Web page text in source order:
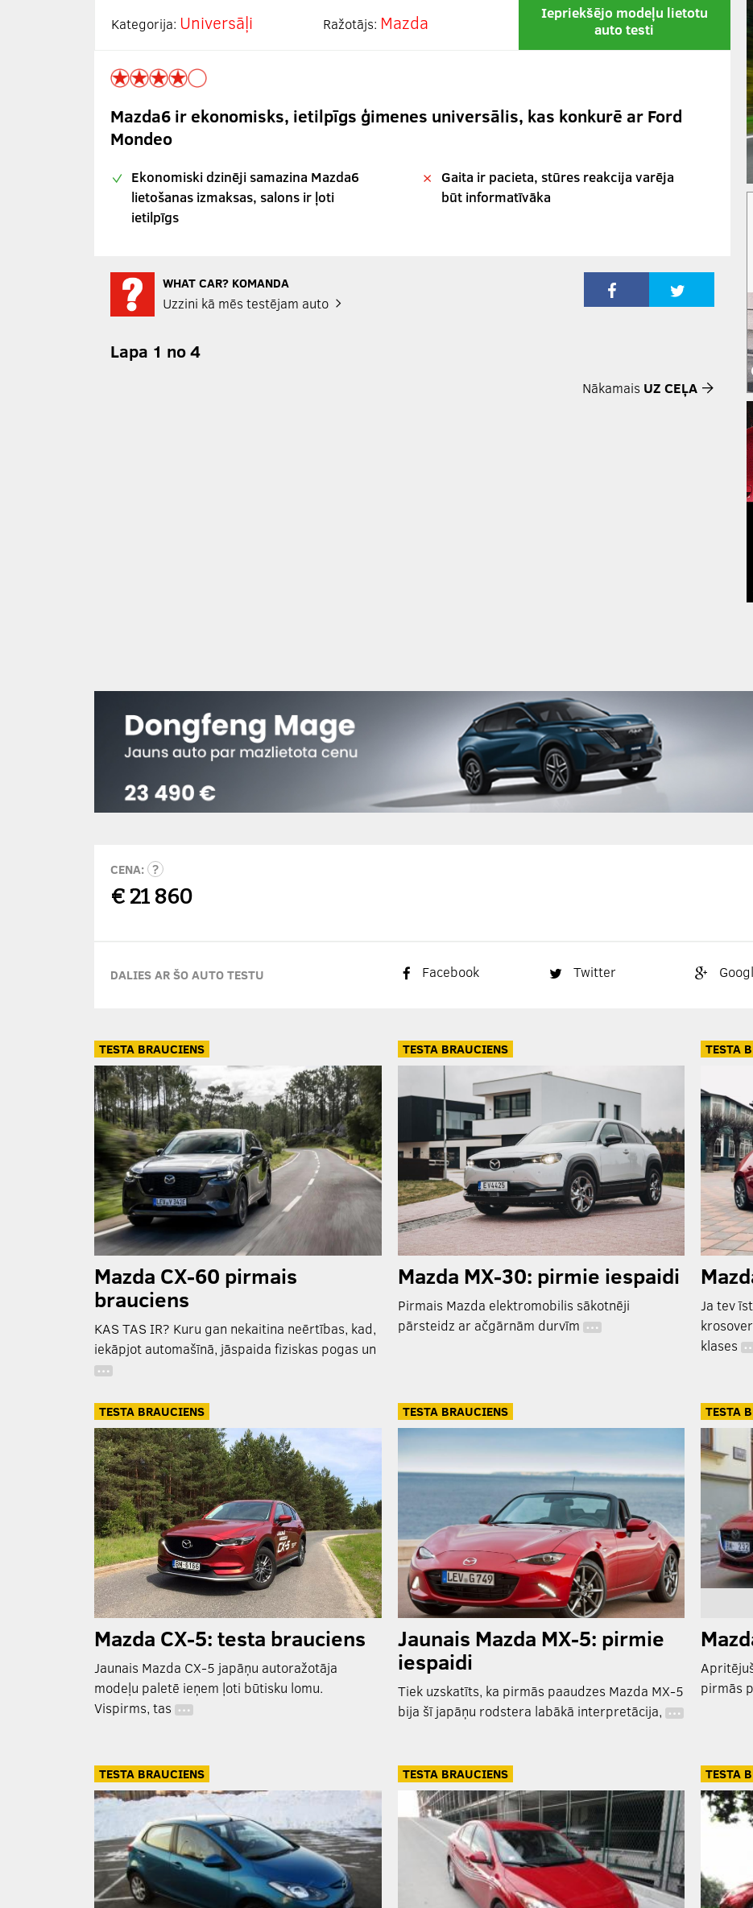
Kategorija: Universāļi Ražotājs: Mazda
Iepriekšējo modeļu lietotu
auto testi
Mazda6 ir ekonomisks, ietilpīgs ģimenes universālis, kas konkurē ar Ford
Mondeo
Ekonomiski dzinēji samazina Mazda6
lietošanas izmaksas, salons ir ļoti
ietilpīgs
Gaita ir pacieta, stūres reakcija varēja
būt informatīvāka
WHAT CAR? KOMANDA
Uzzini kā mēs testējam auto
Lapa 1 no 4
Nākamais UZ CEĻA
CENA:
€ 21 860
DALIES AR ŠO AUTO TESTU Facebook Twitter
TESTA BRAUCIENS
Mazda CX-60 pirmais
brauciens
KAS TAS IR? Kuru gan nekaitina neērtības, kad,
iekāpjot automašīnā, jāspaida fiziskas pogas un
…
TESTA BRAUCIENS
Mazda MX-30: pirmie iespaidi
Pirmais Mazda elektromobilis sākotnēji
pārsteidz ar ačgārnām durvīm …
TESTA
Ja tev
klases
TESTA BRAUCIENS
Mazda CX-5: testa brauciens
Jaunais Mazda CX-5 japāņu autoražotāja
modeļu paletē ieņem ļoti būtisku lomu.
Vispirms, tas …
TESTA BRAUCIENS
Jaunais Mazda MX-5: pirmie
iespaidi
Tiek uzskatīts, ka pirmās paaudzes Mazda MX-5
bija šī japāņu rodstera labākā interpretācija, …
TESTA
pirmās
TESTA BRAUCIENS TESTA BRAUCIENS TESTA